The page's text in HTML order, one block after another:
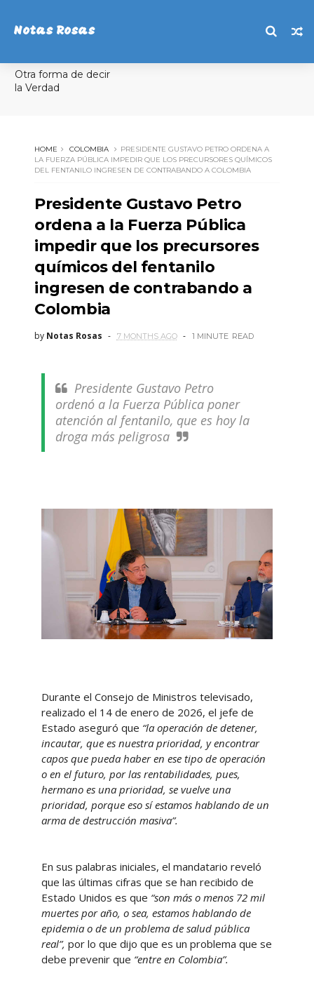
Notas Rosas
Otra forma de decir
la Verdad
HOME COLOMBIA
PRESIDENTE GUSTAVO PETRO ORDENA A
LA FUERZA PÚBLICA IMPEDIR QUE LOS PRECURSORES QUÍMICOS
DEL FENTANILO INGRESEN DE CONTRABANDO A COLOMBIA
Presidente Gustavo Petro
ordena a la Fuerza Pública
impedir que los precursores
químicos del fentanilo
ingresen de contrabando a
Colombia
by Notas Rosas 7 MONTHS AGO 1 MINUTE READ
Presidente Gustavo Petro
ordenó a la Fuerza Pública poner
atención al fentanilo, que es hoy la
droga más peligrosa
Durante el Consejo de Ministros televisado,
realizado el 14 de enero de 2026, el jefe de
Estado aseguró que “la operación de detener,
incautar, que es nuestra prioridad, y encontrar
capos que pueda haber en ese tipo de operación
o en el futuro, por las rentabilidades, pues,
hermano es una prioridad, se vuelve una
prioridad, porque eso sí estamos hablando de un
arma de destrucción masiva”.
En sus palabras iniciales, el mandatario reveló
que las últimas cifras que se han recibido de
Estado Unidos es que “son más o menos 72 mil
muertes por año, o sea, estamos hablando de
epidemia o de un problema de salud pública
real”, por lo que dijo que es un problema que se
debe prevenir que “entre en Colombia”.